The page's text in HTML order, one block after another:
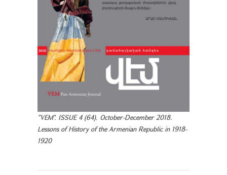
"VEM". ISSUE 4 (64). October-December 2018.
Lessons of History of the Armenian Republic in 1918-
1920